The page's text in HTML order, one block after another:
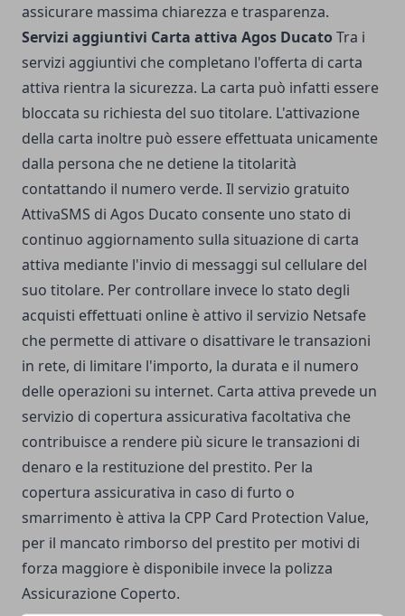
assicurare massima chiarezza e trasparenza.
Servizi aggiuntivi Carta attiva Agos Ducato Tra i
servizi aggiuntivi che completano l'offerta di carta
attiva rientra la sicurezza. La carta può infatti essere
bloccata su richiesta del suo titolare. L'attivazione
della carta inoltre può essere effettuata unicamente
dalla persona che ne detiene la titolarità
contattando il numero verde. Il servizio gratuito
AttivaSMS di Agos Ducato consente uno stato di
continuo aggiornamento sulla situazione di carta
attiva mediante l'invio di messaggi sul cellulare del
suo titolare. Per controllare invece lo stato degli
acquisti effettuati online è attivo il servizio Netsafe
che permette di attivare o disattivare le transazioni
in rete, di limitare l'importo, la durata e il numero
delle operazioni su internet. Carta attiva prevede un
servizio di copertura assicurativa facoltativa che
contribuisce a rendere più sicure le transazioni di
denaro e la restituzione del prestito. Per la
copertura assicurativa in caso di furto o
smarrimento è attiva la CPP Card Protection Value,
per il mancato rimborso del prestito per motivi di
forza maggiore è disponibile invece la polizza
Assicurazione Coperto.